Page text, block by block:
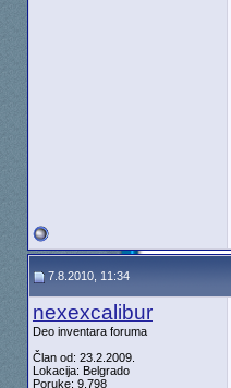
7.8.2010, 11:34
nexexcalibur
Deo inventara foruma
Član od: 23.2.2009.
Lokacija: Belgrado
Poruke: 9.798